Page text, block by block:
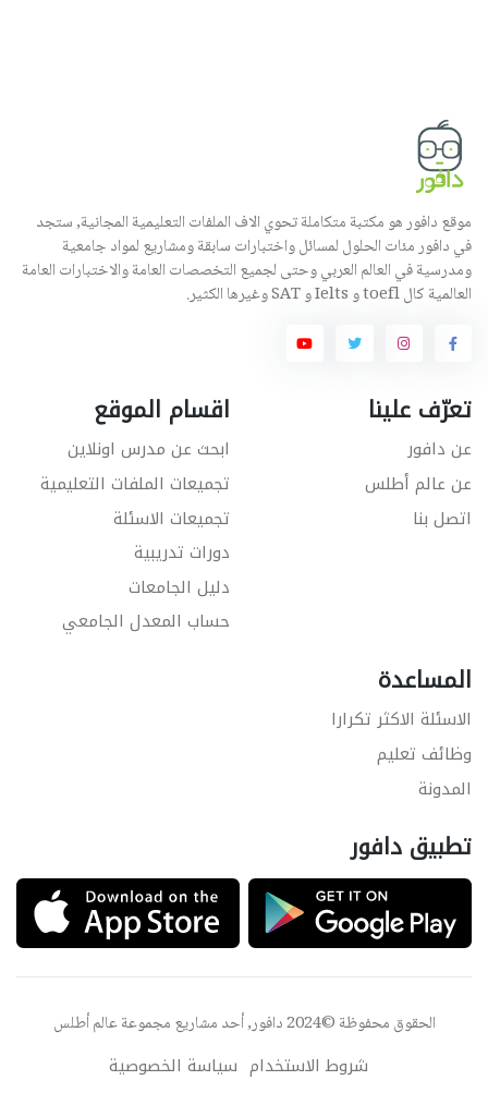
موقع دافور هو مكتبة متكاملة تحوي الاف الملفات التعليمية المجانية, ستجد
في دافور مئات الحلول لمسائل واختبارات سابقة ومشاريع لمواد جامعية
ومدرسية في العالم العربي وحتى لجميع التخصصات العامة والاختبارات العامة
العالمية كال toefl و Ielts و SAT وغيرها الكثير.
تعرّف علينا
عن دافور
عن عالم أطلس
اتصل بنا
اقسام الموقع
ابحث عن مدرس اونلاين
تجميعات الملفات التعليمية
تجميعات الاسئلة
دورات تدريبية
دليل الجامعات
حساب المعدل الجامعي
المساعدة
الاسئلة الاكثر تكرارا
وظائف تعليم
المدونة
تطبيق دافور
الحقوق محفوظة ©2024 دافور, أحد مشاريع مجموعة عالم أطلس
شروط الاستخدام سياسة الخصوصية